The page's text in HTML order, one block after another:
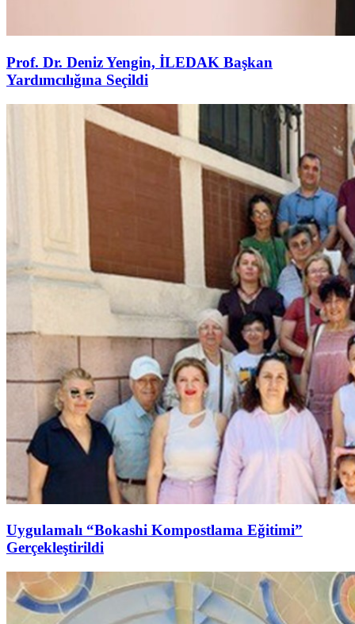
Prof. Dr. Deniz Yengin, İLEDAK Başkan
Yardımcılığına Seçildi
Uygulamalı “Bokashi Kompostlama Eğitimi”
Gerçekleştirildi